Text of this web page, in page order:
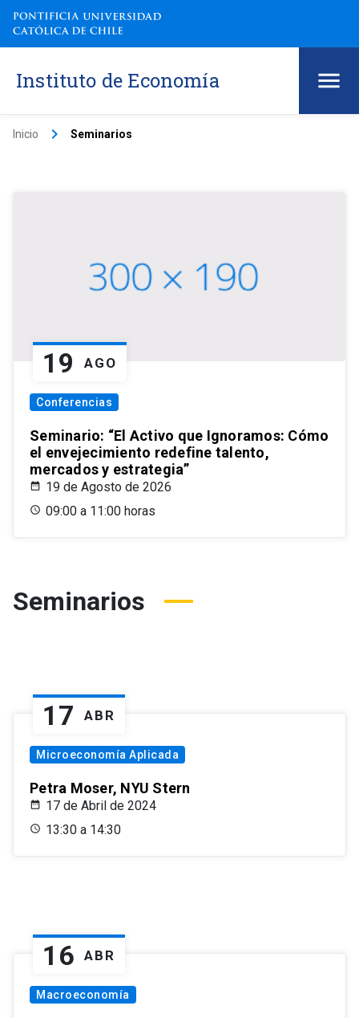
Instituto de Economía
Inicio keyboard_arrow_right Seminarios
19 AGO
Conferencias
Seminario: “El Activo que Ignoramos: Cómo
el envejecimiento redefine talento,
mercados y estrategia”
19 de Agosto de 2026
09:00 a 11:00 horas
Seminarios
17 ABR
Microeconomía Aplicada
Petra Moser, NYU Stern
17 de Abril de 2024
13:30 a 14:30
16 ABR
Macroeconomía